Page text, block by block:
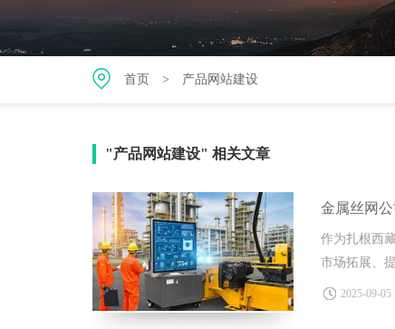
首页 > 产品网站建设
"产品网站建设" 相关文章
金属丝网
作为扎根西
市场拓展、
2025-09-05